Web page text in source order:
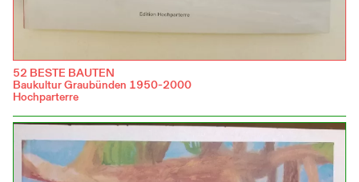
52 BESTE BAUTEN
Baukultur Graubünden 1950-2000
Hochparterre